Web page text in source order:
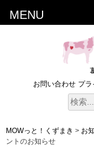
お問い合わせ プラ
MOWっと！くずまき > お
ントのお知らせ
MENU